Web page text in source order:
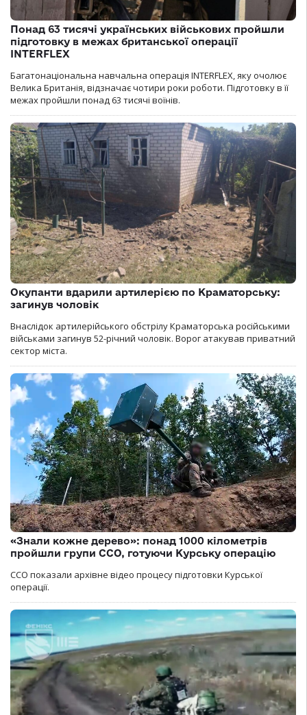
Понад 63 тисячі українських військових пройшли
підготовку в межах британської операції
INTERFLEX
Багатонаціональна навчальна операція INTERFLEX, яку очолює
Велика Британія, відзначає чотири роки роботи. Підготовку в її
межах пройшли понад 63 тисячі воїнів.
Окупанти вдарили артилерією по Краматорську:
загинув чоловік
Внаслідок артилерійського обстрілу Краматорська російськими
військами загинув 52-річний чоловік. Ворог атакував приватний
сектор міста.
«Знали кожне дерево»: понад 1000 кілометрів
пройшли групи ССО, готуючи Курську операцію
ССО показали архівне відео процесу підготовки Курської
операції.